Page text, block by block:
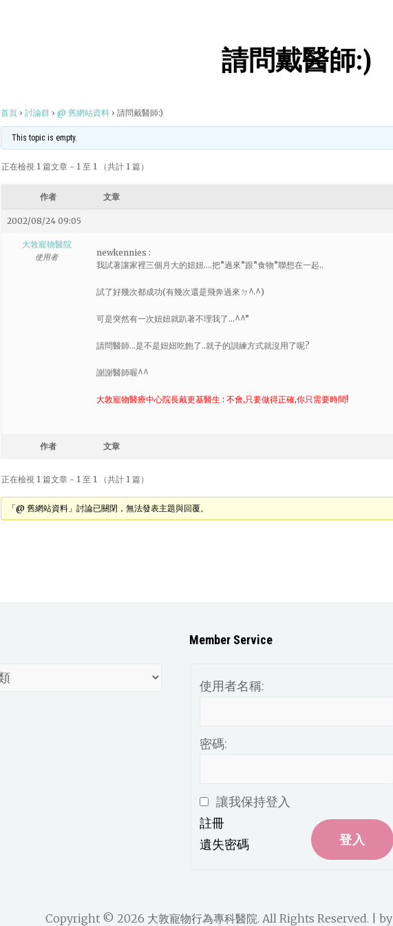
請問戴醫師:)
首頁 › 討論群 › @ 舊網站資料 › 請問戴醫師:)
This topic is empty.
正在檢視 1 篇文章 - 1 至 1 （共計 1 篇）
作者 文章
2002/08/24 09:05
大敦寵物醫院
使用者
newkennies :
我試著讓家裡三個月大的妞妞….把”過來”跟”食物”聯想在一起..
試了好幾次都成功(有幾次還是飛奔過來ㄉ^.^)
可是突然有一次妞妞就趴著不理我了…^^”
請問醫師…是不是妞妞吃飽了..就子的訓練方式就沒用了呢?
謝謝醫師喔^^
大敦寵物醫療中心院長戴更基醫生 : 不會,只要做得正確,你只需要時間!
作者 文章
正在檢視 1 篇文章 - 1 至 1 （共計 1 篇）
「@ 舊網站資料」討論已關閉，無法發表主題與回覆。
Member Service
使用者名稱:
密碼:
讓我保持登入
登入
註冊
遺失密碼
Copyright © 2026 大敦寵物行為專科醫院. All Rights Reserved. | by